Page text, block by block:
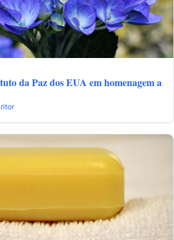
da Paz dos EUA em homenagem a